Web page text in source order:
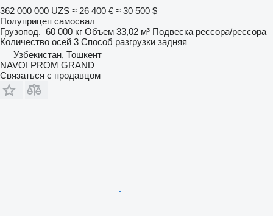
362 000 000 UZS ≈ 26 400 € ≈ 30 500 $
Полуприцеп самосвал
Грузопод. 60 000 кг Объем 33,02 м³ Подвеска рессора/рессора
Количество осей 3 Способ разгрузки задняя
Узбекистан, Тошкент
NAVOI PROM GRAND
Связаться с продавцом